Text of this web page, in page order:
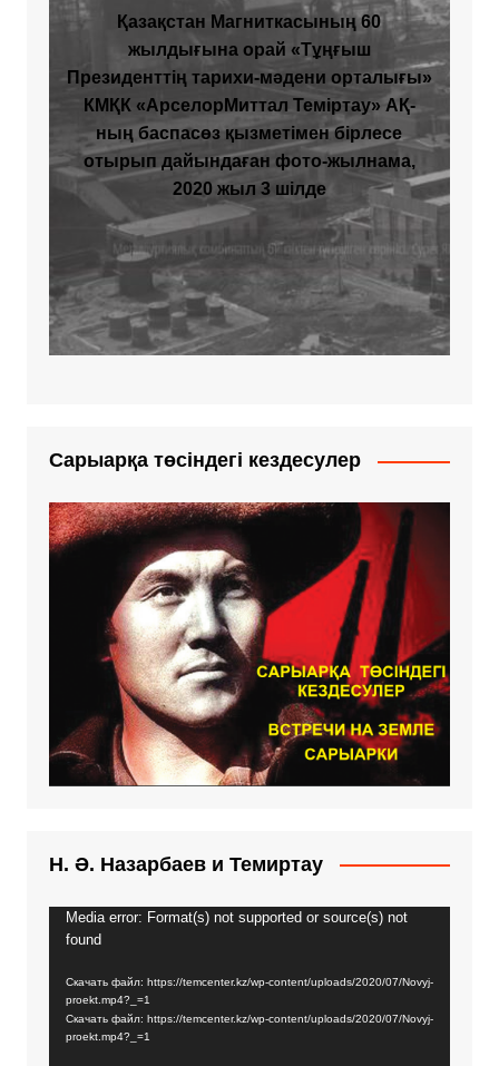
Қазақстан Магниткасының 60
жылдығына орай «Тұңғыш
Президенттің тарихи-мәдени орталығы»
КМҚК «АрселорМиттал Теміртау» АҚ-
ның баспасөз қызметімен бірлесе
отырып дайындаған фото-жылнама,
2020 жыл 3 шілде
Сарыарқа төсіндегі кездесулер
Н. Ә. Назарбаев и Темиртау
Видеоплеер
Media error: Format(s) not supported or source(s) not
found
Скачать файл: https://temcenter.kz/wp-content/uploads/2020/07/Novyj-
proekt.mp4?_=1
Скачать файл: https://temcenter.kz/wp-content/uploads/2020/07/Novyj-
proekt.mp4?_=1